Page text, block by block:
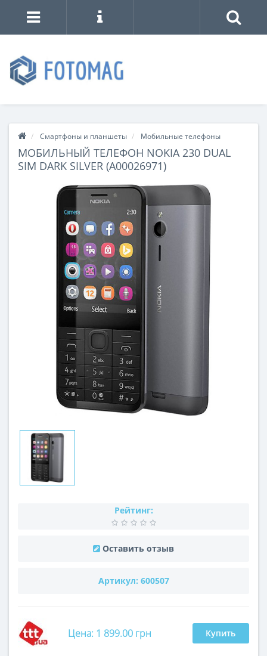
Смартфоны и планшеты Мобильные телефоны
МОБИЛЬНЫЙ ТЕЛЕФОН NOKIA 230 DUAL
SIM DARK SILVER (A00026971)
Рейтинг:
Оставить отзыв
Артикул: 600507
Цена: 1 899.00 грн Купить